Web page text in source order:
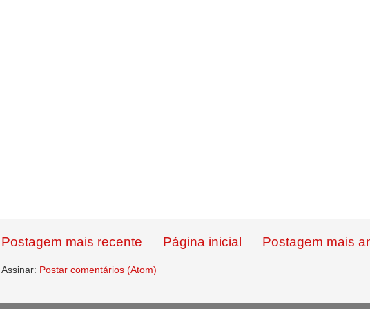
Postagem mais recente Postagem mais
Página inicial
Assinar: Postar comentários (Atom)